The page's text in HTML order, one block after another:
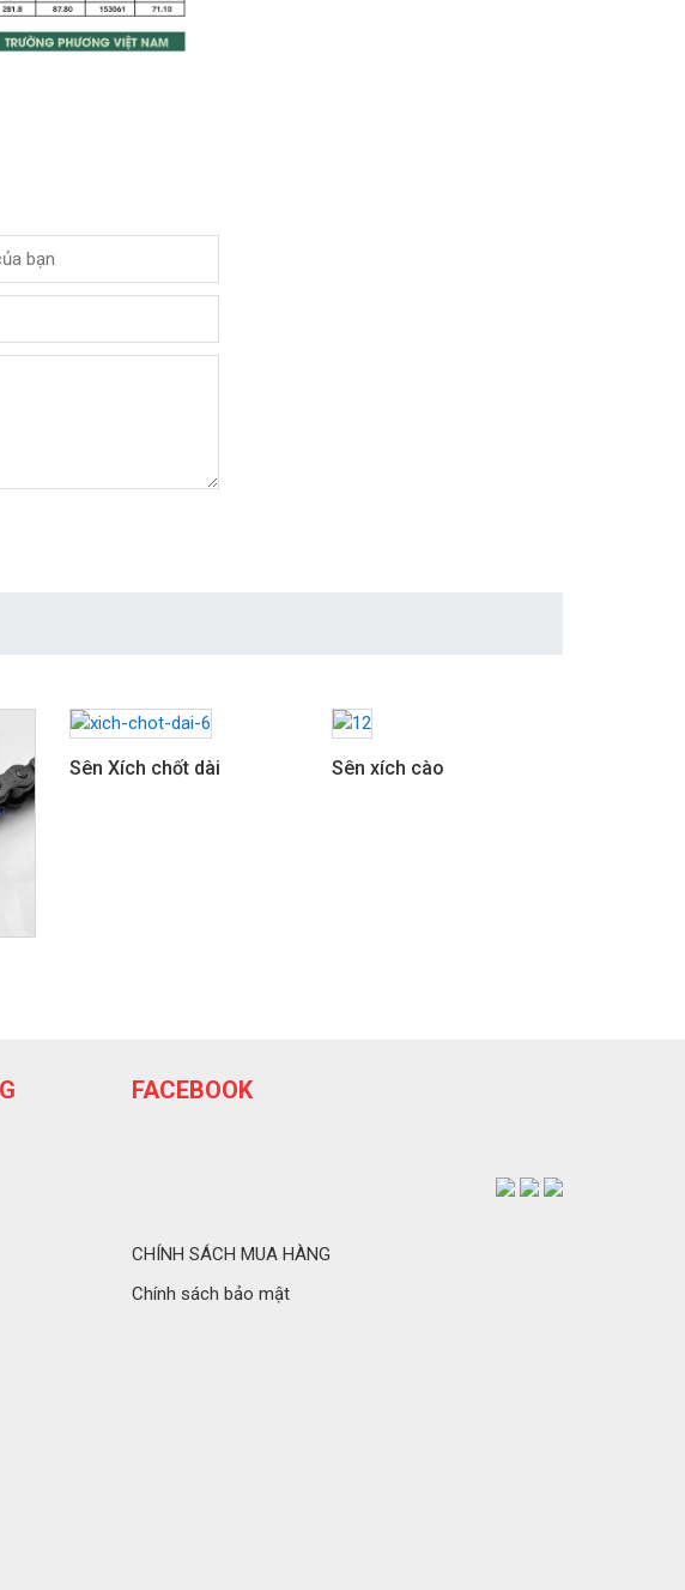
Sên Xích chốt dài Sên xích cào
FACEBOOK
CHÍNH SÁCH MUA HÀNG
Chính sách bảo mật